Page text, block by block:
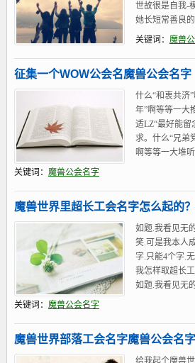
世故很是自我-
她长短常善良的
关键词： 魔兽
征集一个WOW公会名魔兽公会名字
什么“和衷共济
年”啊等等一大
适LZ“最好能留
求。什么“兄弟
啊等等一大堆
关键词： 魔兽公会名字
魔兽世界里超长工会名字怎么起的
如题.我看见无
笑.可是我本人
字.只能4个字.
我怎样取超长
如题.我看见无
关键词： 魔兽公会名字
魔兽世界部落工会名字魔兽公会名字
给我起个魔兽